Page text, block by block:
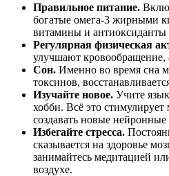
Правильное питание.
богатые омега-3 жирными
витамины и
Регулярная физическая
улучшают кровообращение,
Сон. Именно во время сна
токсинов,
Изучайте новое. Учите
хобби. Всё это стимулирует
создавать новые нейронные
Избегайте стресса.
сказывается на здоровье
занимайтесь медитацией
воздухе.